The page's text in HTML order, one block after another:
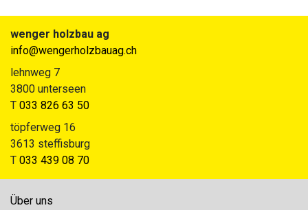
wenger holzbau ag
info@wengerholzbauag.ch
lehnweg 7
3800 unterseen
T 033 826 63 50
töpferweg 16
3613 steffisburg
T 033 439 08 70
Über uns